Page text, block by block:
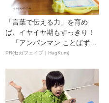
「言葉で伝える力」を育め
ば、イヤイヤ期もすっきり！
「アンパンマン ことばずか
ん...
PR(セガフェイブ｜HugKum)